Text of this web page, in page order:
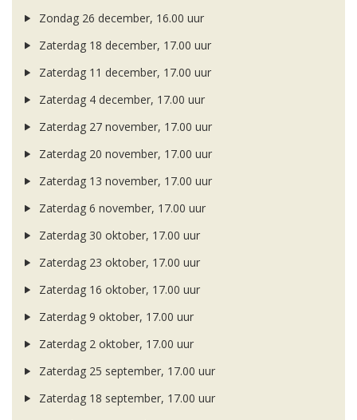
Zondag 26 december, 16.00 uur
Zaterdag 18 december, 17.00 uur
Zaterdag 11 december, 17.00 uur
Zaterdag 4 december, 17.00 uur
Zaterdag 27 november, 17.00 uur
Zaterdag 20 november, 17.00 uur
Zaterdag 13 november, 17.00 uur
Zaterdag 6 november, 17.00 uur
Zaterdag 30 oktober, 17.00 uur
Zaterdag 23 oktober, 17.00 uur
Zaterdag 16 oktober, 17.00 uur
Zaterdag 9 oktober, 17.00 uur
Zaterdag 2 oktober, 17.00 uur
Zaterdag 25 september, 17.00 uur
Zaterdag 18 september, 17.00 uur